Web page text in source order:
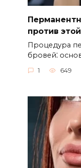
против
Процедура
бровей⁚
1 649